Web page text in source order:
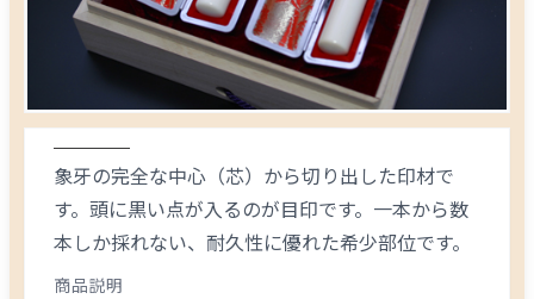
象牙の完全な中心（芯）から切り出した印材で
す。頭に黒い点が入るのが目印です。一本から数
本しか採れない、耐久性に優れた希少部位です。
商品説明